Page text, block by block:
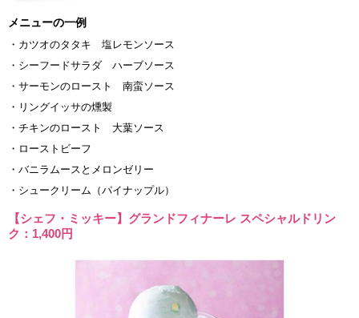
メニューの一例
・カツオのタタキ 塩レモンソース
・シーフードサラダ ハーブソース
・サーモンのロースト 南蛮ソース
・リングイッサの燻製
・チキンのロースト 大葉ソース
・ローストビーフ
・バニラムースとメロンゼリー
・シュークリーム（パイナップル）
【シェフ・ミッキー】グランドフィナーレ スペシャルドリン
ク：1,400円